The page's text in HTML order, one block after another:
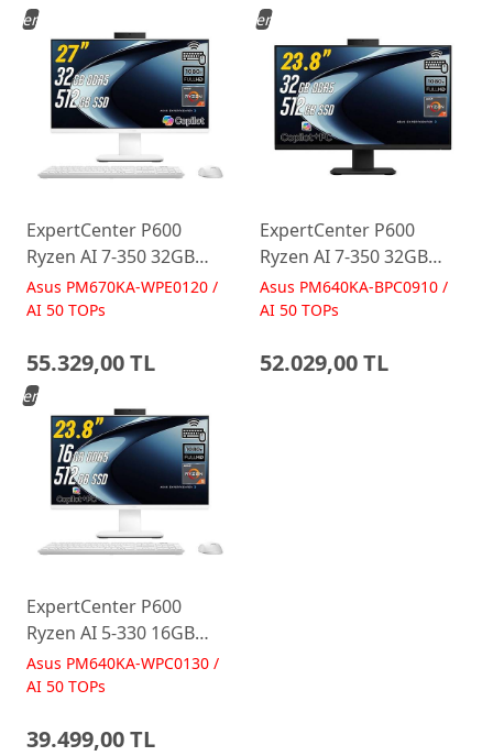
ExpertCenter P600
Ryzen AI 7-350 32GB
512GB 27 FreeDos Beyaz
AI-Powered AIO
Asus PM670KA-WPE0120 /
AI 50 TOPs
55.329,00 TL
Yeni
ExpertCenter P600
Ryzen AI 7-350 32GB
512GB 23.8 FreeDos
Siyah AI-Powered AIO
Asus PM640KA-BPC0910 /
AI 50 TOPs
52.029,00 TL
Yeni
ExpertCenter P600
Ryzen AI 5-330 16GB
512GB 23.8 FreeDos
Beyaz AI-Powered AIO
Asus PM640KA-WPC0130 /
AI 50 TOPs
39.499,00 TL
Yeni